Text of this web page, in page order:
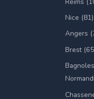
Nice (81)
Angers
Brest